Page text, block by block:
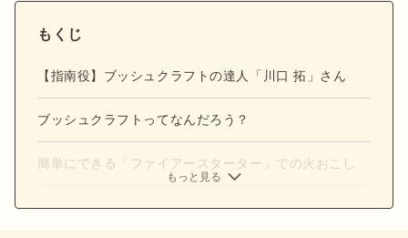
もくじ
【指南役】ブッシュクラフトの達人「川口 拓」さん
ブッシュクラフトってなんだろう？
簡単にできる「ファイアースターター」での火おこし
もっと見る